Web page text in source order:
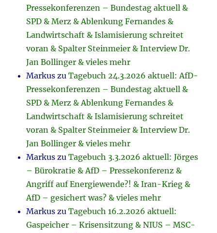
Pressekonferenzen – Bundestag aktuell &
SPD & Merz & Ablenkung Fernandes &
Landwirtschaft & Islamisierung schreitet
voran & Spalter Steinmeier & Interview Dr.
Jan Bollinger & vieles mehr
Markus zuTagebuch 24.3.2026 aktuell: AfD-
Pressekonferenzen – Bundestag aktuell &
SPD & Merz & Ablenkung Fernandes &
Landwirtschaft & Islamisierung schreitet
voran & Spalter Steinmeier & Interview Dr.
Jan Bollinger & vieles mehr
Markus zuTagebuch 3.3.2026 aktuell: Jörges
– Bürokratie & AfD – Pressekonferenz &
Angriff auf Energiewende?! & Iran-Krieg &
AfD – gesichert was? & vieles mehr
Markus zuTagebuch 16.2.2026 aktuell:
Gaspeicher – Krisensitzung & NIUS – MSC-